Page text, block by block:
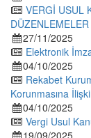
VERGİ USUL
27/11/2025
Elektronik
04/10/2025
Rekabet
Korunmasına
04/10/2025
Vergi Usul
19/09/2025